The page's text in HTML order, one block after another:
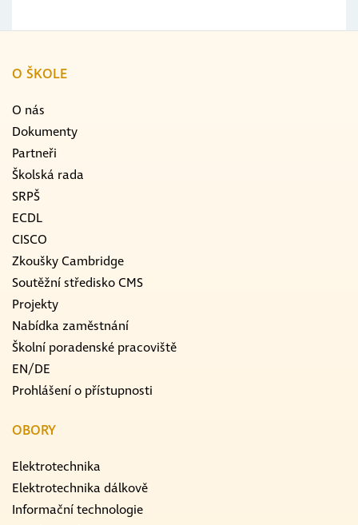
O ŠKOLE
O nás
Dokumenty
Partneři
Školská rada
SRPŠ
ECDL
CISCO
Zkoušky Cambridge
Soutěžní středisko CMS
Projekty
Nabídka zaměstnání
Školní poradenské pracoviště
EN/DE
Prohlášení o přístupnosti
OBORY
Elektrotechnika
Elektrotechnika dálkově
Informační technologie